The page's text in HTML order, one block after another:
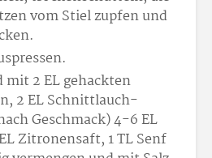
vom Stiel zupfen und
mit 2 EL gehackten
2 EL Schnittlauch-
Geschmack) 4-6 EL
Zitronensaft, 1 TL Senf